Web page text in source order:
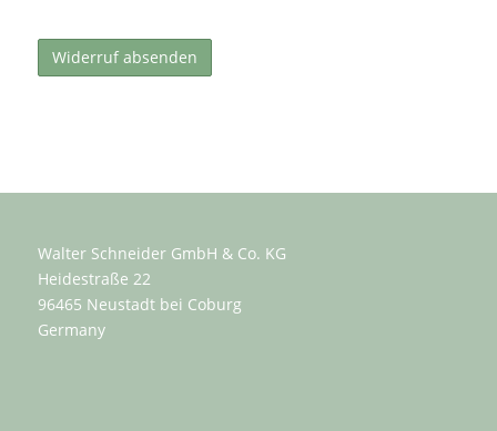
Walter Schneider GmbH & Co. KG
Heidestraße 22
96465 Neustadt bei Coburg
Germany